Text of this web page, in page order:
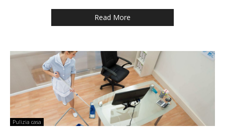
Read More
Pulizia casa